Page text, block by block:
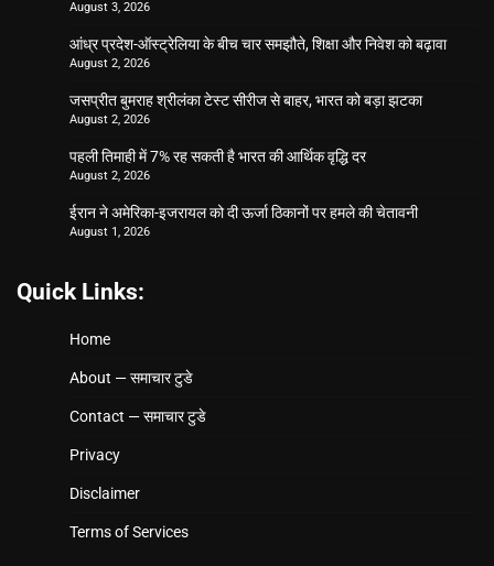
August 3, 2026
आंध्र प्रदेश-ऑस्ट्रेलिया के बीच चार समझौते, शिक्षा और निवेश को बढ़ावा
August 2, 2026
जसप्रीत बुमराह श्रीलंका टेस्ट सीरीज से बाहर, भारत को बड़ा झटका
August 2, 2026
पहली तिमाही में 7% रह सकती है भारत की आर्थिक वृद्धि दर
August 2, 2026
ईरान ने अमेरिका-इजरायल को दी ऊर्जा ठिकानों पर हमले की चेतावनी
August 1, 2026
Quick Links:
Home
About — समाचार टुडे
Contact — समाचार टुडे
Privacy
Disclaimer
Terms of Services